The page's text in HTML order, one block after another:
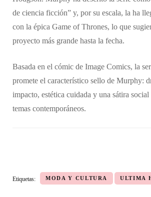
de ciencia ficción” y, por su escala, la ha
con la épica Game of Thrones, lo que
proyecto más grande hasta la fecha.
​Basada en el cómic de Image Comics, la
promete el característico sello de Murphy:
impacto, estética cuidada y una sátira
temas contemporáneos.
Etiquetas: MODA Y CULTURA ULTIMA